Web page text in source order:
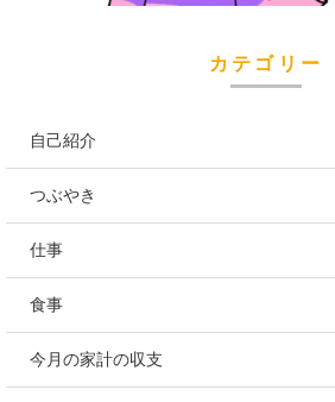
カテゴリー
自己紹介
つぶやき
仕事
食事
今月の家計の収支